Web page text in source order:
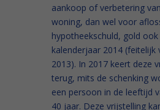
aankoop of verbetering
woning, dan wel voor
hypotheekschuld, gold
kalenderjaar 2014
2013). In 2017 keert deze
terug, mits de schenking
een persoon in de leeftijd
40 jaar. Deze vrijstelling